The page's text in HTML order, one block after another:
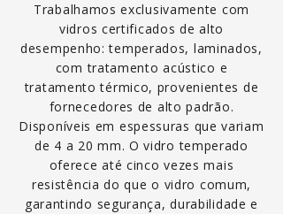
Trabalhamos exclusivamente com
vidros certificados de alto
desempenho: temperados, laminados,
com tratamento acústico e
tratamento térmico, provenientes de
fornecedores de alto padrão.
Disponíveis em espessuras que variam
de 4 a 20 mm. O vidro temperado
oferece até cinco vezes mais
resistência do que o vidro comum,
garantindo segurança, durabilidade e